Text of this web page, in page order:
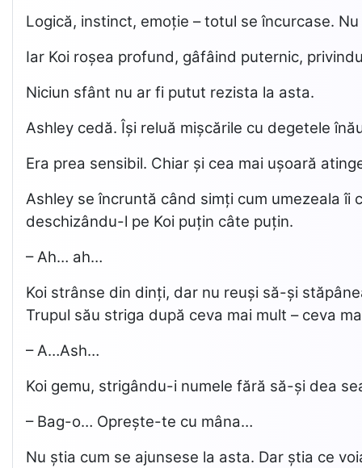
Logică, instinct, emoție – totul se încurcase.
Iar Koi roșea profund, gâfâind puternic,
Niciun sfânt nu ar fi putut rezista la asta.
Ashley cedă. Își reluă mișcările cu degetele
Era prea sensibil. Chiar și cea mai ușoară
Ashley se încruntă când simți cum umezeala
deschizându-l pe Koi puțin câte puțin.
– Ah… ah…
Koi strânse din dinți, dar nu reuși să-și
Trupul său striga după ceva mai mult – ceva
– A…Ash…
Koi gemu, strigându-i numele fără să-și dea
– Bag-o… Oprește-te cu mâna…
Nu știa cum se ajunsese la asta. Dar știa ce